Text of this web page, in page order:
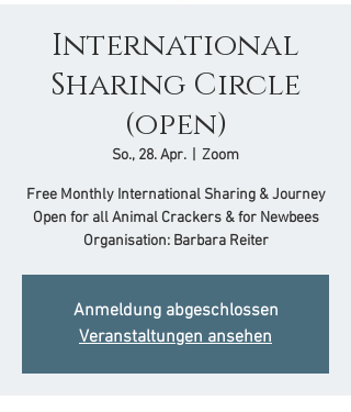
International
Sharing Circle
(open)
So., 28. Apr.
  |
Zoom
Free Monthly International Sharing & Journey
Open for all Animal Crackers & for Newbees
Organisation: Barbara Reiter
Anmeldung abgeschlossen
Veranstaltungen ansehen